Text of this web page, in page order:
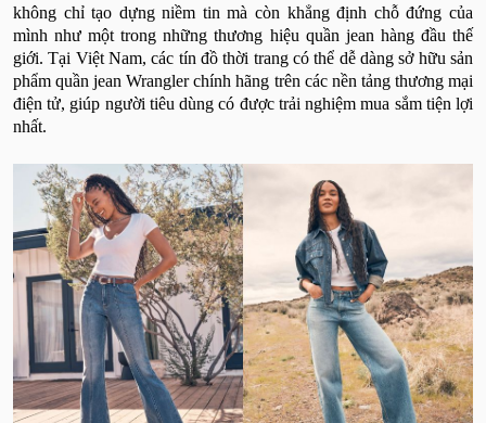
không chỉ tạo dựng niềm tin mà còn khẳng định chỗ đứng của
mình như một trong những thương hiệu quần jean hàng đầu thế
giới. Tại Việt Nam, các tín đồ thời trang có thể dễ dàng sở hữu sản
phẩm quần jean Wrangler chính hãng trên các nền tảng thương mại
điện tử, giúp người tiêu dùng có được trải nghiệm mua sắm tiện lợi
nhất.